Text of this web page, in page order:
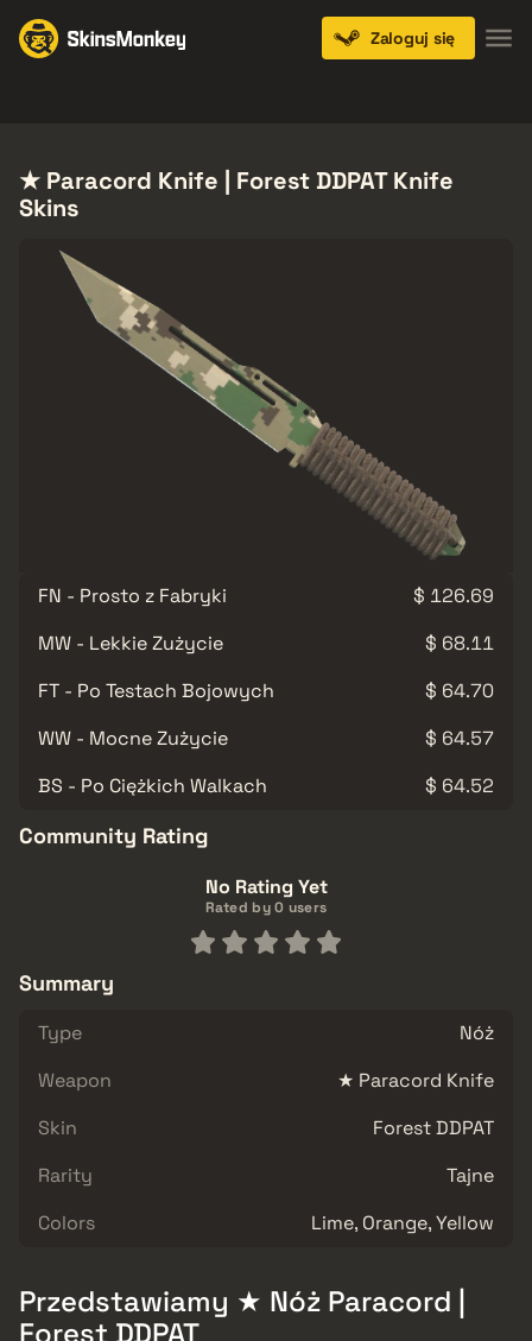
Zaloguj się
★ Paracord Knife | Forest DDPAT Knife
Skins
FN - Prosto z Fabryki
$ 126.69
MW - Lekkie Zużycie
$ 68.11
FT - Po Testach Bojowych
$ 64.70
WW - Mocne Zużycie
$ 64.57
BS - Po Ciężkich Walkach
$ 64.52
Community Rating
No Rating Yet
Rated by 0 users
Summary
Type
Nóż
Weapon
★ Paracord Knife
Skin
Forest DDPAT
Rarity
Tajne
Colors
Lime, Orange, Yellow
Przedstawiamy ★ Nóż Paracord |
Forest DDPAT